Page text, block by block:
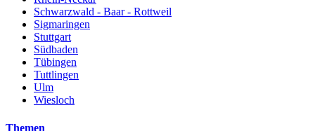
Schwarzwald - Baar - Rottweil
Sigmaringen
Stuttgart
Südbaden
Tübingen
Tuttlingen
Ulm
Wiesloch
Themen